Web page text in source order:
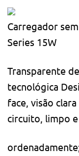
Carregador
Series 15W
Transparente
tecnológica
face, visão
circuito, limpo e